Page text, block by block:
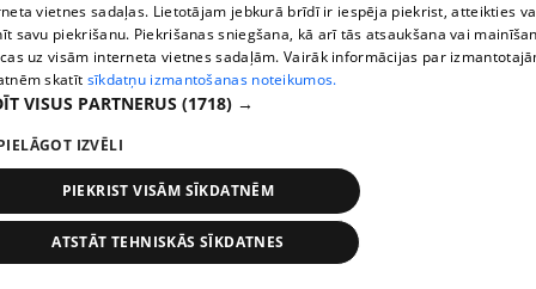
pirms 10 mēnešiem, 3 nedēļām
vietnes sadaļas. Lietotājam jebkurā brīdī ir iespēja piekrist, atteikties
savu piekrišanu. Piekrišanas sniegšana, kā arī tās atsaukšana vai
uz visām interneta vietnes sadaļām. Vairāk informācijas par
skatīt sīkdatņu izmantošanas noteikumos.
VISUS PARTNERUS (1718) →
IZVĒLI
PIEKRIST VISĀM SĪKDATNĒM
ATSTĀT TEHNISKĀS SĪKDATNES